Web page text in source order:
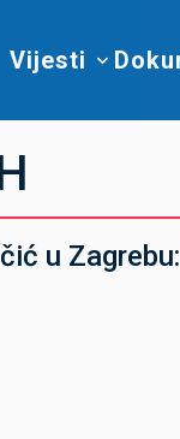
Vijesti
u